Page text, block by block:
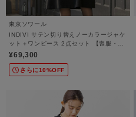
東京ソワール
INDIVI サテン切り替えノーカラージャケ
ット＋ワンピース 2点セット 【喪服・礼
服・ブラックフォーマル】
¥69,300
さらに10%OFF